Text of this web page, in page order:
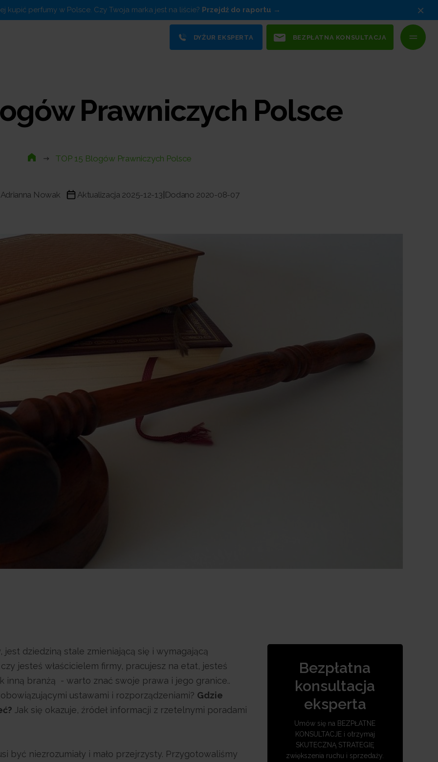
kupić perfumy w Polsce. Czy Twoja marka jest na liście? Przejdź do raportu ×
DYŻUR EKSPERTA BEZPŁATNA KONSULTACJA
Prawniczych Polsce
TOP 15 Blogów Prawniczych Polsce
Adrianna Nowak Aktualizacja 2025-12-13 Dodano 2020-08-07
dziedziną stale zmieniającą się i wymagającą
jesteś właścicielem firmy, pracujesz na etat, jesteś
inną branżą - warto znać swoje prawa i jego granice..
ustawami i rozporządzeniami? Gdzie
Jak się okazuje, źródeł informacji z rzetelnymi poradami
być niezrozumiały i mało przejrzysty. Przygotowaliśmy
Bezpłatna
konsultacja
eksperta
Umów się na BEZPŁATNE
KONSULTACJE i otrzymaj
SKUTECZNĄ STRATEGIĘ
zwiększenia ruchu i sprzedaży.